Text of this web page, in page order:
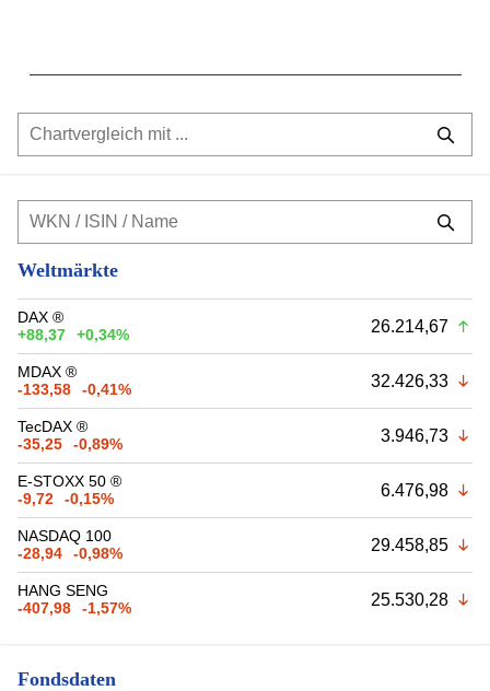
Weltmärkte
DAX ®
+88,37
+0,34% 26.214,67
MDAX ®
-133,58
-0,41% 32.426,33
TecDAX ®
-35,25
-0,89% 3.946,73
E-STOXX 50 ®
-9,72
-0,15% 6.476,98
NASDAQ 100
-28,94
-0,98% 29.458,85
HANG SENG
-407,98
-1,57% 25.530,28
Fondsdaten